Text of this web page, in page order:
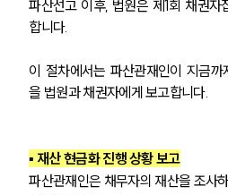
파산선고 이후, 법원은 제1회 채권자
합니다.
이 절차에서는 파산관재인이 지금
을 법원과 채권자에게 보고합니다.
▪ 재산 현금화 진행 상황 보고
파산관재인은 채무자의 재산을 조사